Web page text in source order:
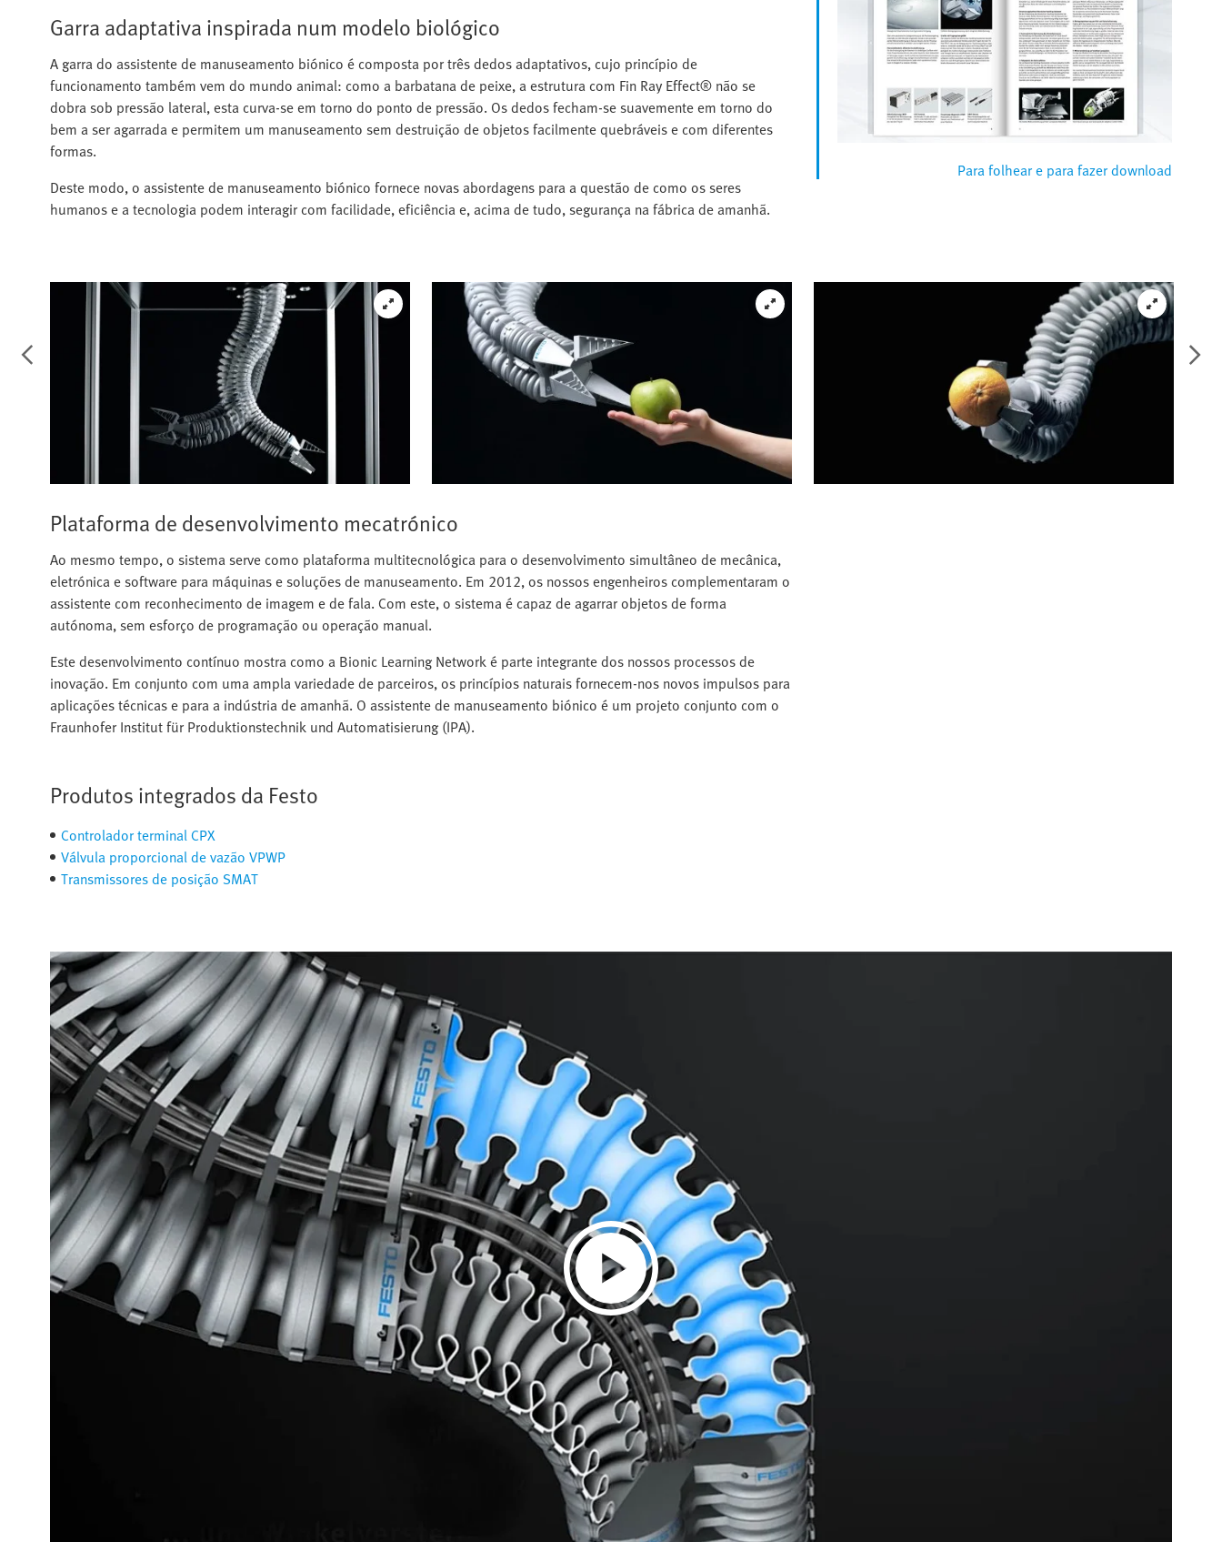
Garra adaptativa inspirada num modelo biológico
A garra do assistente de manuseamento biónico é composta por três dedos adaptativos, cujo princípio de
funcionamento também vem do mundo animal: como a barbatana de peixe, a estrutura com Fin Ray Effect® não se
dobra sob pressão lateral, esta curva-se em torno do ponto de pressão. Os dedos fecham-se suavemente em torno do
bem a ser agarrada e permitem um manuseamento sem destruição de objetos facilmente quebráveis e com diferentes
formas.
Deste modo, o assistente de manuseamento biónico fornece novas abordagens para a questão de como os seres
humanos e a tecnologia podem interagir com facilidade, eficiência e, acima de tudo, segurança na fábrica de amanhã.
Para folhear e para fazer download
Plataforma de desenvolvimento mecatrónico
Ao mesmo tempo, o sistema serve como plataforma multitecnológica para o desenvolvimento simultâneo de mecânica,
eletrónica e software para máquinas e soluções de manuseamento. Em 2012, os nossos engenheiros complementaram o
assistente com reconhecimento de imagem e de fala. Com este, o sistema é capaz de agarrar objetos de forma
autónoma, sem esforço de programação ou operação manual.
Este desenvolvimento contínuo mostra como a Bionic Learning Network é parte integrante dos nossos processos de
inovação. Em conjunto com uma ampla variedade de parceiros, os princípios naturais fornecem-nos novos impulsos para
aplicações técnicas e para a indústria de amanhã. O assistente de manuseamento biónico é um projeto conjunto com o
Fraunhofer Institut für Produktionstechnik und Automatisierung (IPA).
Produtos integrados da Festo
Controlador terminal CPX
Válvula proporcional de vazão VPWP
Transmissores de posição SMAT